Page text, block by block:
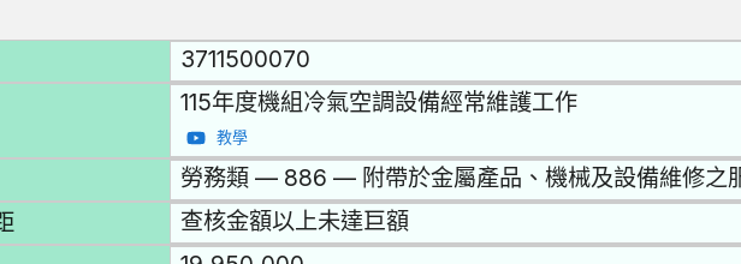
3711500070
115年度機組冷氣空調設備經常維護工作
教學
勞務類 — 886 — 附帶於金屬產品、機械及設備維修之
查核金額以上未達巨額